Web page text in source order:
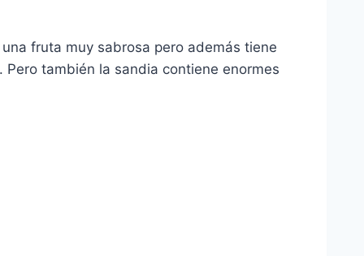
fruta muy sabrosa pero además tiene
también la sandia contiene enormes